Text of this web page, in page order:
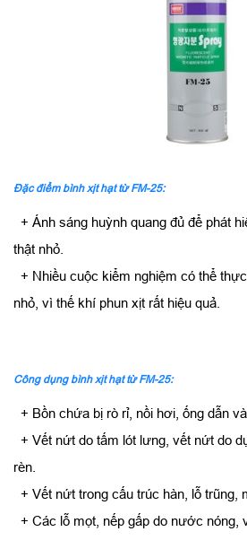
Đặc điểm bình xịt hạt từ FM-25:
+ Ánh sáng huỳnh quang đủ để phát
thật nhỏ.
+ Nhiều cuộc kiểm nghiệm có thể
nhỏ, vì thế khí phun xịt rất hiệu quả.
Công dụng bình xịt hạt từ FM-25:
+ Bồn chứa bị rò rỉ, nồi hơi, ống dẫn
+ Vết nứt do tấm lót lưng, vết nứt do
rèn.
+ Vết nứt trong cấu trúc hàn, lỗ trũng,
+ Các lỗ mọt, nếp gấp do nước nóng,